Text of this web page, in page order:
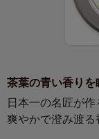
茶葉の青い香りを
日本一の名匠が
爽やかで澄み渡る